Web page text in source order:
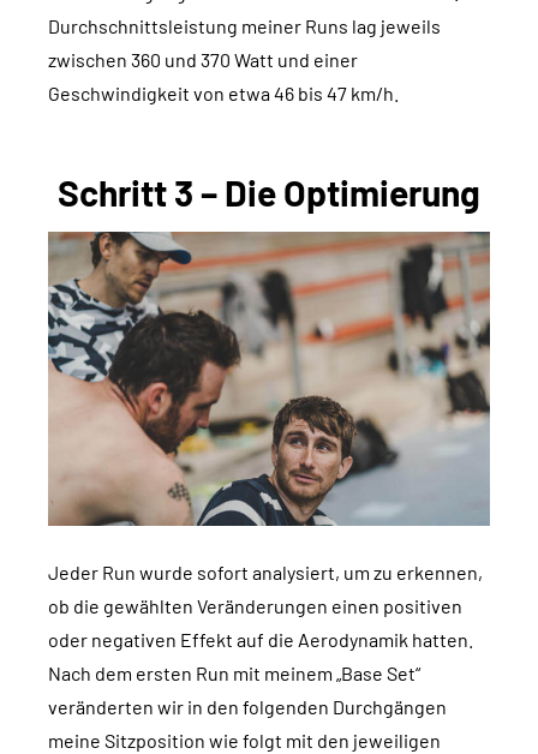
Durchschnittsleistung meiner Runs lag jeweils
zwischen 360 und 370 Watt und einer
Geschwindigkeit von etwa 46 bis 47 km/h.
Schritt 3 – Die Optimierung
Jeder Run wurde sofort analysiert, um zu erkennen,
ob die gewählten Veränderungen einen positiven
oder negativen Effekt auf die Aerodynamik hatten.
Nach dem ersten Run mit meinem „Base Set“
veränderten wir in den folgenden Durchgängen
meine Sitzposition wie folgt mit den jeweiligen